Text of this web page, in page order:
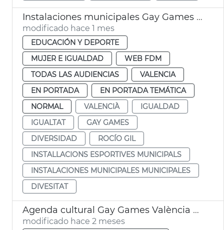
Instalaciones municipales Gay Games Ayuntamiento València
modificado hace 1 mes
EDUCACIÓN Y DEPORTE
MUJER E IGUALDAD
WEB FDM
TODAS LAS AUDIENCIAS
VALENCIA
EN PORTADA
EN PORTADA TEMÁTICA
NORMAL
VALENCIÀ
IGUALDAD
IGUALTAT
GAY GAMES
DIVERSIDAD
ROCÍO GIL
INSTALLACIONS ESPORTIVES MUNICIPALS
INSTALACIONES MUNICIPALES MUNICIPALES
DIVESITAT
Agenda cultural Gay Games València 2026
modificado hace 2 meses